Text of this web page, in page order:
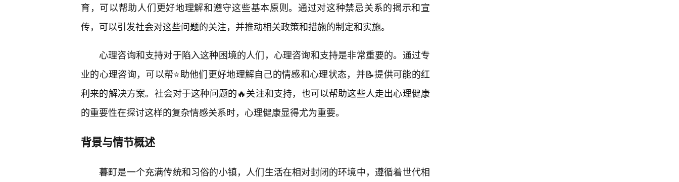
育，可以帮助人们更好地理解和遵守这些基本原则。通过对这种禁忌关系的揭示和宣
传，可以引发社会对这些问题的关注，并推动相关政策和措施的制定和实施。
心理咨询和支持对于陷入这种困境的人们，心理咨询和支持是非常重要的。通过专
业的心理咨询，可以帮⭐助他们更好地理解自己的情感和心理状态，并📝提供可能的红
利来的解决方案。社会对于这种问题的🔥关注和支持，也可以帮助这些人走出心理健康
的重要性在探讨这样的复杂情感关系时，心理健康显得尤为重要。
背景与情节概述
暮町是一个充满传统和习俗的小镇，人们生活在相对封闭的环境中，遵循着世代相